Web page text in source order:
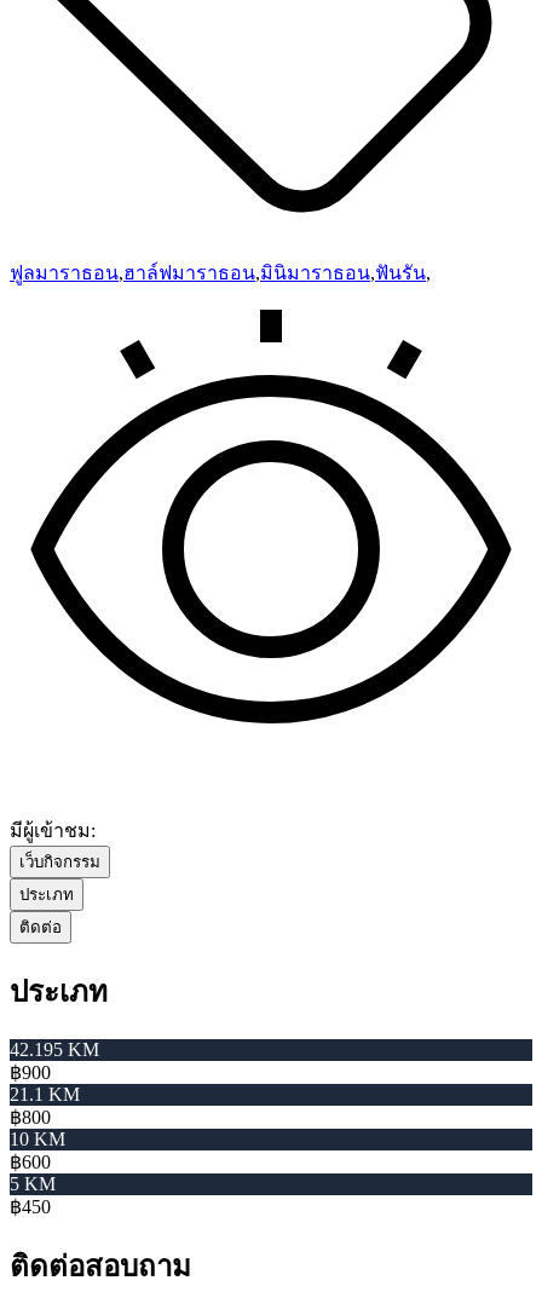
ฟูลมาราธอน,ฮาล์ฟมาราธอน,มินิมาราธอน,ฟันรัน,
มีผู้เข้าชม:
เว็บกิจกรรม
ประเภท
ติดต่อ
ประเภท
42.195 KM
฿900
21.1 KM
฿800
10 KM
฿600
5 KM
฿450
ติดต่อสอบถาม